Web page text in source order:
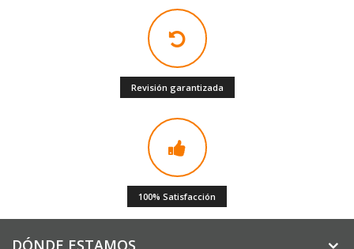
Revisión garantizada
100% Satisfacción
DÓNDE ESTAMOS